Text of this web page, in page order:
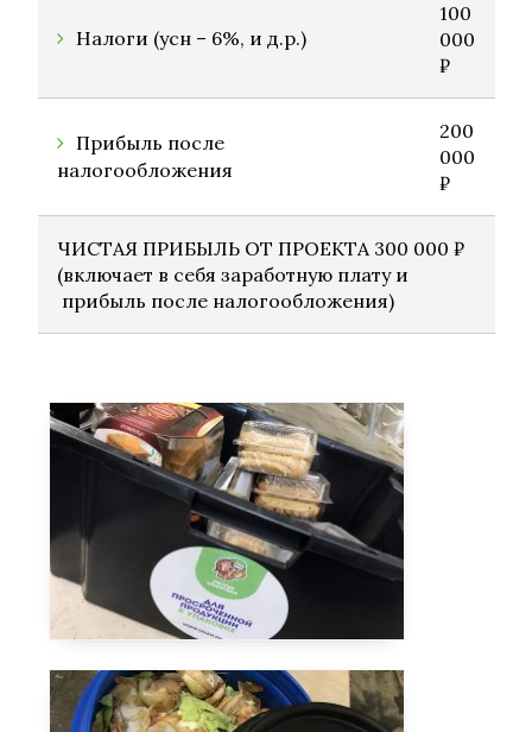
Налоги (усн – 6%, и д.р.)
100
000
₽
Прибыль после
налогообложения
200
000
₽
ЧИСТАЯ ПРИБЫЛЬ ОТ ПРОЕКТА 300 000 ₽
(включает в себя заработную плату и
прибыль после налогообложения)